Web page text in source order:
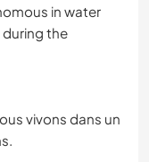
in water
the
vivons dans un